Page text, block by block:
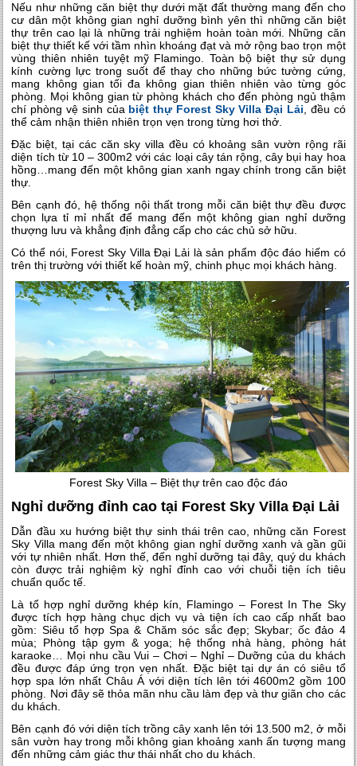
Nếu như những căn biệt thự dưới mặt đất thường mang đến cho
cư dân một không gian nghỉ dưỡng bình yên thì những căn biệt
thự trên cao lại là những trải nghiệm hoàn toàn mới. Những căn
biệt thự thiết kế với tầm nhìn khoáng đạt và mở rộng bao trọn một
vùng thiên nhiên tuyệt mỹ Flamingo. Toàn bộ biệt thự sử dụng
kính cường lực trong suốt để thay cho những bức tường cứng,
mang không gian tối đa không gian thiên nhiên vào từng góc
phòng. Mọi không gian từ phòng khách cho đến phòng ngủ thậm
chí phòng vệ sinh của biệt thự Forest Sky Villa Đại Lải, đều có
thể cảm nhận thiên nhiên trọn vẹn trong từng hơi thở.
Đặc biệt, tại các căn sky villa đều có khoảng sân vườn rộng rãi
diện tích từ 10 – 300m2 với các loại cây tán rộng, cây bụi hay hoa
hồng…mang đến một không gian xanh ngay chính trong căn biệt
thự.
Bên cạnh đó, hệ thống nội thất trong mỗi căn biệt thự đều được
chọn lựa tỉ mỉ nhất để mang đến một không gian nghỉ dưỡng
thượng lưu và khẳng định đẳng cấp cho các chủ sở hữu.
Có thể nói, Forest Sky Villa Đại Lải là sản phẩm độc đáo hiếm có
trên thị trường với thiết kế hoàn mỹ, chinh phục mọi khách hàng.
Forest Sky Villa – Biệt thự trên cao độc đáo
Nghỉ dưỡng đỉnh cao tại Forest Sky Villa Đại Lải
Dẫn đầu xu hướng biệt thự sinh thái trên cao, những căn Forest
Sky Villa mang đến một không gian nghỉ dưỡng xanh và gần gũi
với tự nhiên nhất. Hơn thế, đến nghỉ dưỡng tại đây, quý du khách
còn được trải nghiệm kỳ nghỉ đỉnh cao với chuỗi tiện ích tiêu
chuẩn quốc tế.
Là tổ hợp nghỉ dưỡng khép kín, Flamingo – Forest In The Sky
được tích hợp hàng chục dịch vụ và tiện ích cao cấp nhất bao
gồm: Siêu tổ hợp Spa & Chăm sóc sắc đẹp; Skybar; ốc đảo 4
mùa; Phòng tập gym & yoga; hệ thống nhà hàng, phòng hát
karaoke… Mọi nhu cầu Vui – Chơi – Nghỉ – Dưỡng của du khách
đều được đáp ứng trọn vẹn nhất. Đặc biệt tại dự án có siêu tổ
hợp spa lớn nhất Châu Á với diện tích lên tới 4600m2 gồm 100
phòng. Nơi đây sẽ thỏa mãn nhu cầu làm đẹp và thư giãn cho các
du khách.
Bên cạnh đó với diện tích trồng cây xanh lên tới 13.500 m2, ở mỗi
sân vườn hay trong mỗi không gian khoảng xanh ấn tượng mang
đến những cảm giác thư thái nhất cho du khách.